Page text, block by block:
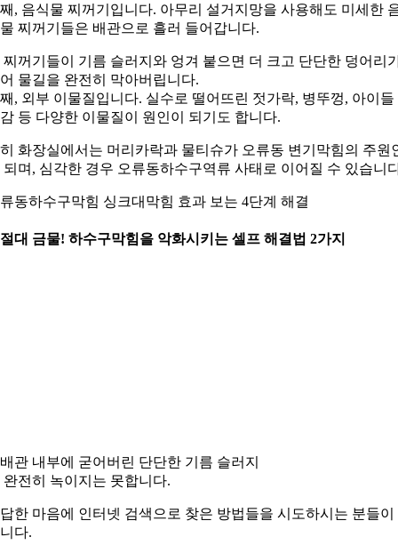
, 음식물 찌꺼기입니다. 아무리 설거지망을 사용해도 미세한
찌꺼기들은 배관으로 흘러 들어갑니다.
찌꺼기들이 기름 슬러지와 엉겨 붙으면 더 크고 단단한 덩어리
물길을 완전히 막아버립니다.
, 외부 이물질입니다. 실수로 떨어뜨린 젓가락, 병뚜껑, 아이들
등 다양한 이물질이 원인이 되기도 합니다.
화장실에서는 머리카락과 물티슈가 오류동 변기막힘의 주원
되며, 심각한 경우 오류동하수구역류 사태로 이어질 수 있습니
동하수구막힘 싱크대막힘 효과 보는 4단계 해결
대 금물! 하수구막힘을 악화시키는 셀프 해결법 2가지
관 내부에 굳어버린 단단한 기름 슬러지
완전히 녹이지는 못합니다.
한 마음에 인터넷 검색으로 찾은 방법들을 시도하시는 분들이
다.